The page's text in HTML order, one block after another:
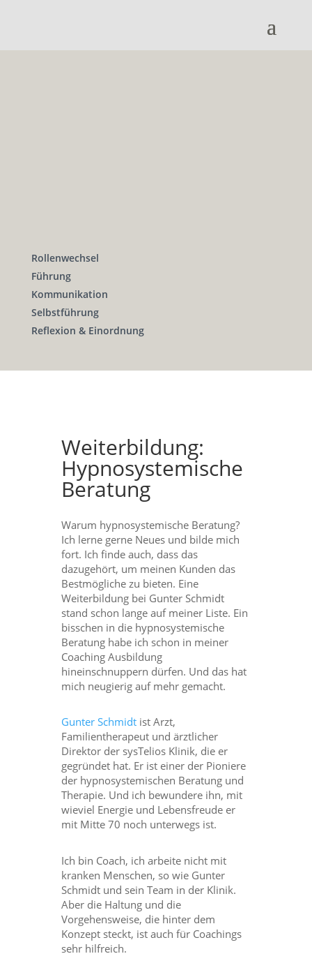
Rollenwechsel
Führung
Kommunikation
Selbstführung
Reflexion & Einordnung
Weiterbildung:
Hypnosystemische
Beratung
Warum hypnosystemische Beratung?
Ich lerne gerne Neues und bilde mich
fort. Ich finde auch, dass das
dazugehört, um meinen Kunden das
Bestmögliche zu bieten. Eine
Weiterbildung bei Gunter Schmidt
stand schon lange auf meiner Liste. Ein
bisschen in die hypnosystemische
Beratung habe ich schon in meiner
Coaching Ausbildung
hineinschnuppern dürfen. Und das hat
mich neugierig auf mehr gemacht.
Gunter Schmidtist Arzt,
Familientherapeut und ärztlicher
Direktor der sysTelios Klinik, die er
gegründet hat. Er ist einer der Pioniere
der hypnosystemischen Beratung und
Therapie. Und ich bewundere ihn, mit
wieviel Energie und Lebensfreude er
mit Mitte 70 noch unterwegs ist.
Ich bin Coach, ich arbeite nicht mit
kranken Menschen, so wie Gunter
Schmidt und sein Team in der Klinik.
Aber die Haltung und die
Vorgehensweise, die hinter dem
Konzept steckt, ist auch für Coachings
sehr hilfreich.